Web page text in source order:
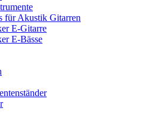
für Akustik Gitarren
E-Gitarre
E-Bässe